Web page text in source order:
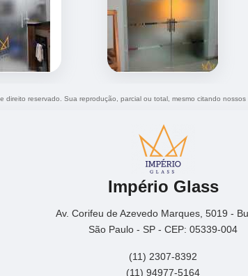
direito reservado. Sua reprodução, parcial ou total, mesmo citando
Império Glass
Av. Corifeu de Azevedo Marques, 5019 -
São Paulo - SP - CEP: 05339-004
(11) 2307-8392
(11) 94977-5164